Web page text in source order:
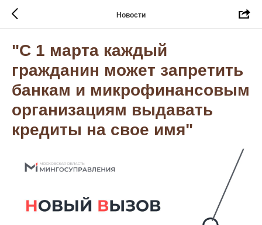
Новости
"С 1 марта каждый
гражданин может запретить
банкам и микрофинансовым
организациям выдавать
кредиты на свое имя"